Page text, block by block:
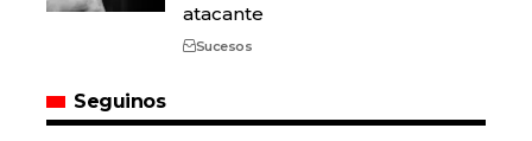
atacante
Sucesos
Seguinos